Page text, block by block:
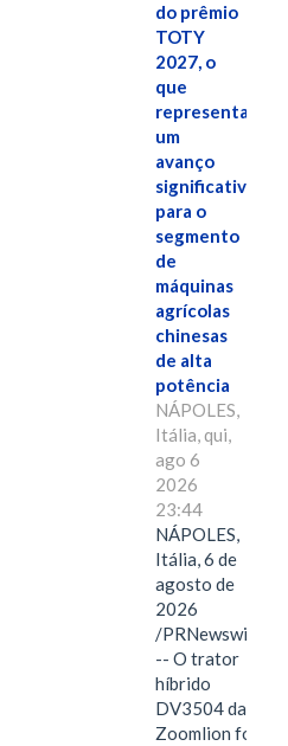
do prêmio
TOTY
2027, o
que
representa
um
avanço
significativo
para o
segmento
de
máquinas
agrícolas
chinesas
de alta
potência
NÁPOLES,
Itália, qui,
ago 6
2026
23:44
NÁPOLES,
Itália, 6 de
agosto de
2026
/PRNewswire/
-- O trator
híbrido
DV3504 da
Zoomlion foi